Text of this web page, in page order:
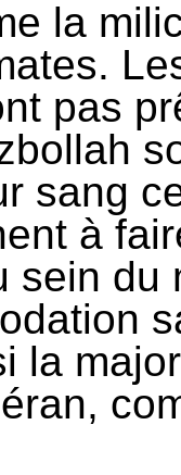
la
pas
sang
à
sein du
la